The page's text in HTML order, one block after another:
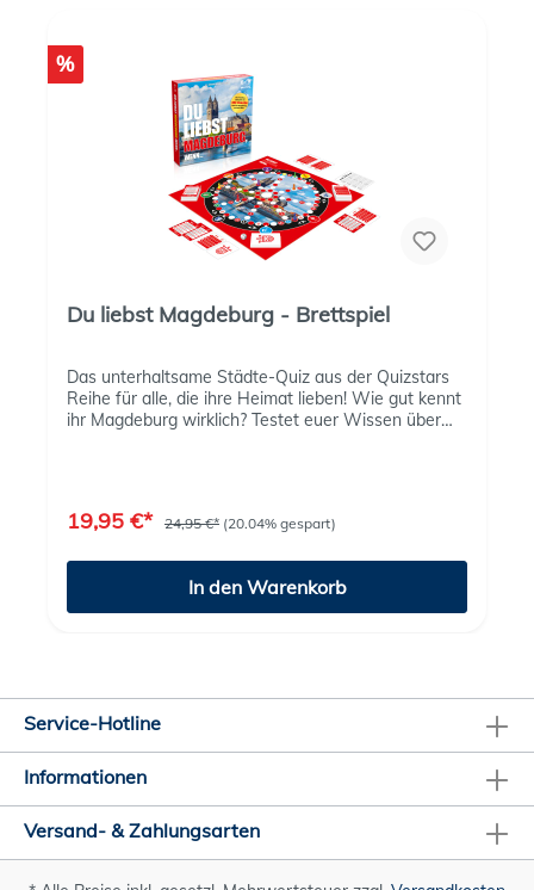
%
Du liebst Magdeburg - Brettspiel
Das unterhaltsame Städte-Quiz aus der Quizstars
Reihe für alle, die ihre Heimat lieben! Wie gut kennt
ihr Magdeburg wirklich? Testet euer Wissen über
8 Spieler ab 8 Jahren. Ob beim Familienabend, mit
den Quiz-Duellen und beweist, wer das wahre
Magdeburg-Gen hat. Wer schafft es, sich bis zum
Super-Experten hochzuspielen? Findet es heraus –
19,95 €* 24,95 €* (20.04% gespart)
In den Warenkorb
Service-Hotline
Informationen
Versand- & Zahlungsarten